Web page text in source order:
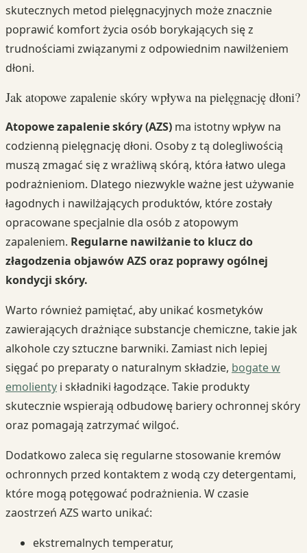
skutecznych metod pielęgnacyjnych może znacznie
poprawić komfort życia osób borykających się z
trudnościami związanymi z odpowiednim nawilżeniem
dłoni.
Jak atopowe zapalenie skóry wpływa na pielęgnację dłoni?
Atopowe zapalenie skóry (AZS) ma istotny wpływ na
codzienną pielęgnację dłoni. Osoby z tą dolegliwością
muszą zmagać się z wrażliwą skórą, która łatwo ulega
podrażnieniom. Dlatego niezwykle ważne jest używanie
łagodnych i nawilżających produktów, które zostały
opracowane specjalnie dla osób z atopowym
zapaleniem. Regularne nawilżanie to klucz do
złagodzenia objawów AZS oraz poprawy ogólnej
kondycji skóry.
Warto również pamiętać, aby unikać kosmetyków
zawierających drażniące substancje chemiczne, takie jak
alkohole czy sztuczne barwniki. Zamiast nich lepiej
sięgać po preparaty o naturalnym składzie, bogate w
emolienty i składniki łagodzące. Takie produkty
skutecznie wspierają odbudowę bariery ochronnej skóry
oraz pomagają zatrzymać wilgoć.
Dodatkowo zaleca się regularne stosowanie kremów
ochronnych przed kontaktem z wodą czy detergentami,
które mogą potęgować podrażnienia. W czasie
zaostrzeń AZS warto unikać:
ekstremalnych temperatur,